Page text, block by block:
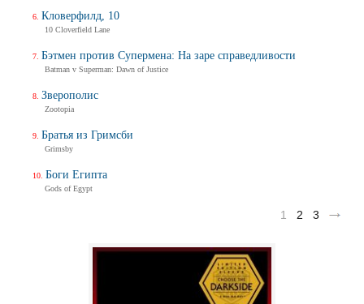
1 2 3
Кловерфилд, 10
10 Cloverfield Lane
Бэтмен против Супермена: На заре справедливости
Batman v Superman: Dawn of Justice
Зверополис
Zootopia
Братья из Гримсби
Grimsby
Боги Египта
Gods of Egypt